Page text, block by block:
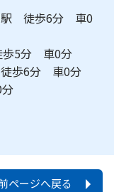
駅 徒歩6分 車0
5分 車0分
歩6分 車0分
ページへ戻る